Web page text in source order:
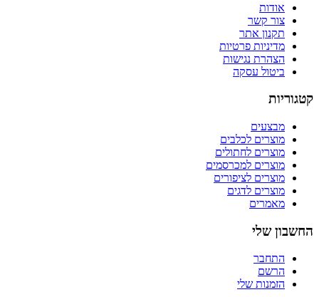
אודות
צור קשר
תקנון אתר
מדיניות פרטיות
הצהרת נגישות
ביטול עסקה
קטגוריות
מבצעים
מוצרים לכלבים
מוצרים לחתולים
מוצרים למכרסמים
מוצרים לציפורים
מוצרים לדגים
מאמרים
החשבון שלי
התחבר
הרשם
הזמנות שלי